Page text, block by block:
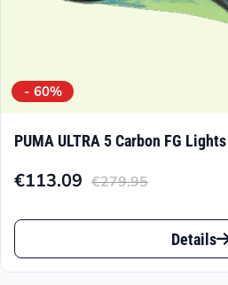
- 60%
PUMA ULTRA 5 Carbon FG
€279.95
Ursprünglicher
Preis
€279.95
€113.09
Aktueller
Preis
€113.09.
Dieses
Produkt
Details